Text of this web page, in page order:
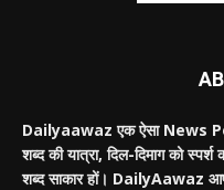
Dailyaawaz एक ऐसा News
शब्द की यात्रा, दिल-दिमाग को
शब्द साकार हों। DailyAawaz